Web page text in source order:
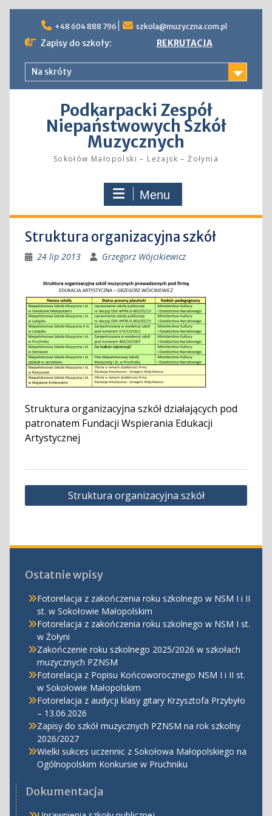
content
+48 604 888 796 szkola@muzyczna.com.pl
Zapisy do szkoły: REKRUTACJA
Na skróty
Podkarpacki Zespół
Niepaństwowych Szkół
Muzycznych
Sokołów Małopolski – Leżajsk – Żołynia
Menu
Struktura organizacyjna szkół
24 lip 2013 Grzegorz Wójcikiewicz
Struktura organizacyjna szkół działających pod
patronatem Fundacji Wspierania Edukacji
Artystycznej
Nawigacja
wpisu
Struktura organizacyjna szkół
Ostatnie wpisy
Fotorelacja z zakończenia roku szkolnego w NSM I i II
st. w Sokołowie Małopolskim
Fotorelacja z zakończenia roku szkolnego w NSM I st.
w Żołyni
Zakończenie roku szkolnego 2025/2026 w szkołach
muzycznych PZNSM
Fotorelacja z Popisu Końcoworocznego NSM I i II st.
w Sokołowie Małopolskim
Fotorelacja z audycji klasy gitary Krzysztofa Przybyło
– 13.06.2026
Zapisy do szkół muzycznych PZNSM na rok szkolny
2026/2027
Wielki sukces uczennic z Sokołowa Małopolskiego na
Ogólnopolskim Konkursie w Pruchniku
Dokumentacja